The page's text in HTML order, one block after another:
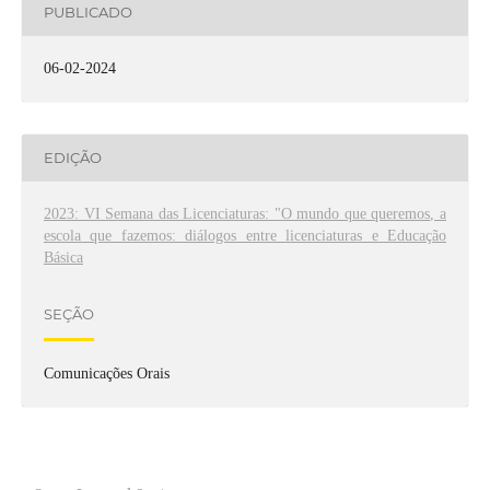
PUBLICADO
06-02-2024
EDIÇÃO
2023: VI Semana das Licenciaturas: "O mundo que queremos, a
escola que fazemos: diálogos entre licenciaturas e Educação
Básica
SEÇÃO
Comunicações Orais